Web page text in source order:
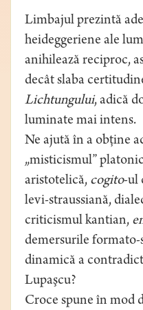
Limbajul prezintă
heideggeriene ale
anihilează reciproc,
decât slaba
Lichtungului, adică
luminate mai intens.
Ne ajută în a obţine
„misticismul”
aristotelică, cogito-ul
levi-straussiană,
criticismul kantian,
demersurile
dinamică a
Lupaşcu?
Croce spune în mod